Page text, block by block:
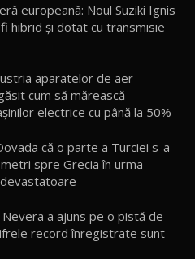
6e / Test Drive AutoBlog.MD
/ Test Drive AutoBlog.MD
Cel mai Performant și Confortabil
Testat în Moldova / AutoBlog.MD
și Puternic Defender Testat în
europeană: Noul Suziki Ignis
hibrid şi dotat cu transmisie
aparatelor de aer
cum să mărească
electrice cu până la 50%
că o parte a Turciei s-a
spre Grecia în urma
a ajuns pe o pistă de
record înregistrate sunt